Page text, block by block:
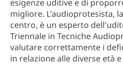
esigenze uditive e di
migliore. L'audioprotesista,
centro, è un esperto
Triennale in Tecniche
valutare correttamente i
in relazione alle diverse età